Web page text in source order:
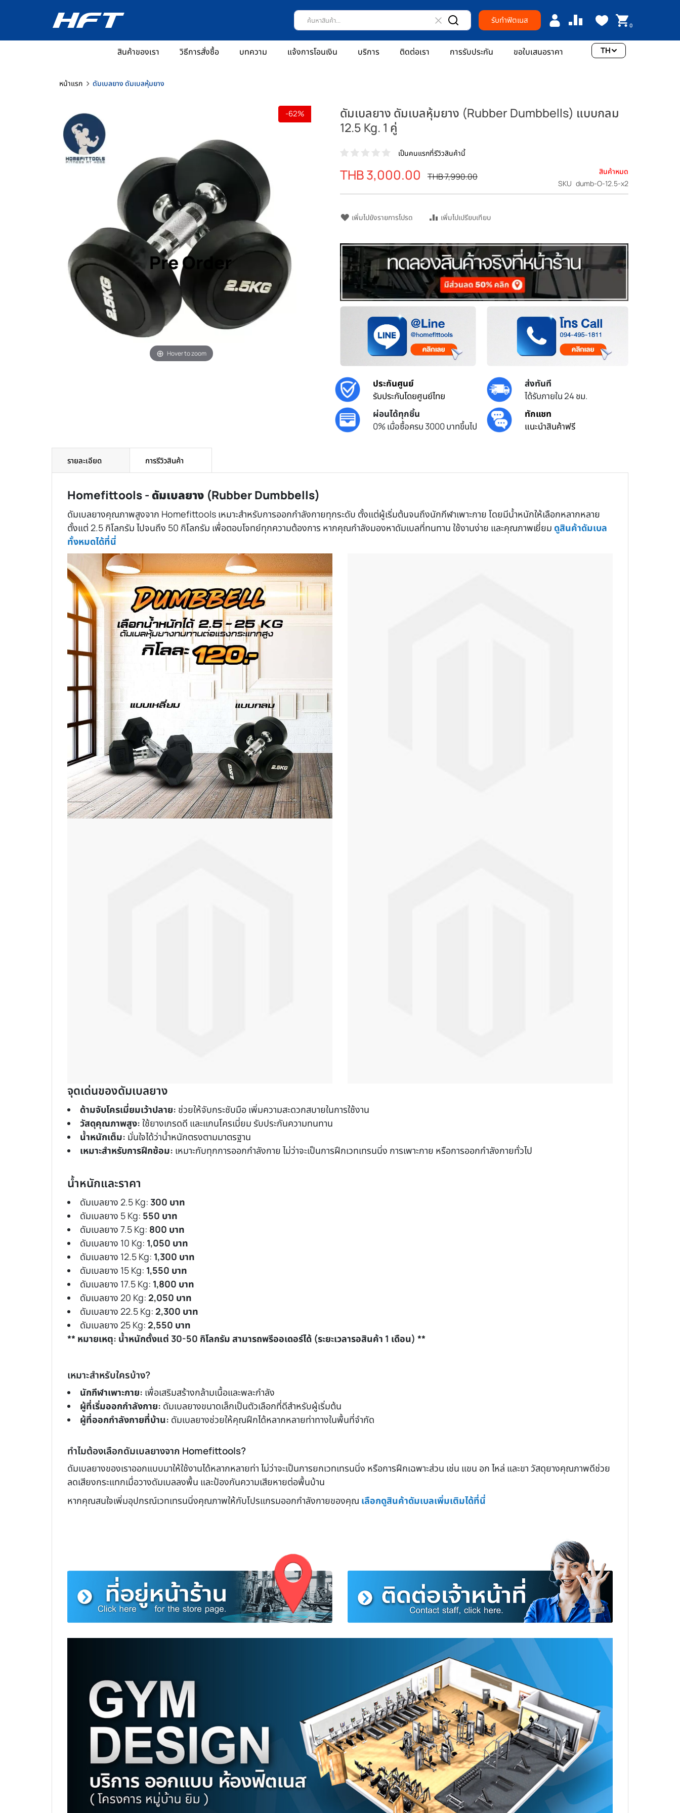
รับทำฟิตเนส 0
สินค้าของเรา วิธีการสั่งซื้อ บทความ แจ้งการโอนเงิน บริการ ติดต่อเรา การรับประกัน ขอใบเสนอราคา TH
หน้าแรก ดัมเบลยาง ดัมเบลหุ้มยาง
Hover to zoom
-62%
Pre Order
ดัมเบลยาง ดัมเบลหุ้มยาง (Rubber Dumbbells) แบบกลม
12.5 Kg. 1 คู่
เป็นคนแรกที่รีวิวสินค้านี้
ราคา
THB 3,000.00 ราคา
ปรกติ
THB 7,990.00
สินค้าหมด
SKU dumb-O-12.5-x2
เพิ่มไปยังรายการโปรด เพิ่มไปเปรียบเทียบ
ประกันศูนย์
รับประกันโดยศูนย์ไทย
ส่งทันที
ได้รับภายใน 24 ชม.
ผ่อนได้ทุกชิ้น
0% เมื่อซื้อครบ 3000 บาทขึ้นไป
ทักแชท
แนะนำสินค้าฟรี
รายละเอียด
Homefittools - ดัมเบลยาง (Rubber Dumbbells)
ดัมเบลยางคุณภาพสูงจาก Homefittools เหมาะสำหรับการออกกำลังกายทุกระดับ ตั้งแต่ผู้เริ่มต้นจนถึงนักกีฬาเพาะกาย โดยมีน้ำหนักให้เลือกหลากหลาย
ตั้งแต่ 2.5 กิโลกรัม ไปจนถึง 50 กิโลกรัม เพื่อตอบโจทย์ทุกความต้องการ หากคุณกำลังมองหาดัมเบลที่ทนทาน ใช้งานง่าย และคุณภาพเยี่ยม ดูสินค้าดัมเบล
ทั้งหมดได้ที่นี่
จุดเด่นของดัมเบลยาง
ด้ามจับโครเมี่ยมเว้าปลาย: ช่วยให้จับกระชับมือ เพิ่มความสะดวกสบายในการใช้งาน
วัสดุคุณภาพสูง: ใช้ยางเกรดดี และแกนโครเมี่ยม รับประกันความทนทาน
น้ำหนักเต็ม: มั่นใจได้ว่าน้ำหนักตรงตามมาตรฐาน
เหมาะสำหรับการฝึกซ้อม: เหมาะกับทุกการออกกำลังกาย ไม่ว่าจะเป็นการฝึกเวทเทรนนิ่ง การเพาะกาย หรือการออกกำลังกายทั่วไป
น้ำหนักและราคา
ดัมเบลยาง 2.5 Kg: 300 บาท
ดัมเบลยาง 5 Kg: 550 บาท
ดัมเบลยาง 7.5 Kg: 800 บาท
ดัมเบลยาง 10 Kg: 1,050 บาท
ดัมเบลยาง 12.5 Kg: 1,300 บาท
ดัมเบลยาง 15 Kg: 1,550 บาท
ดัมเบลยาง 17.5 Kg: 1,800 บาท
ดัมเบลยาง 20 Kg: 2,050 บาท
ดัมเบลยาง 22.5 Kg: 2,300 บาท
ดัมเบลยาง 25 Kg: 2,550 บาท
** หมายเหตุ: น้ำหนักตั้งแต่ 30-50 กิโลกรัม สามารถพรีออเดอร์ได้ (ระยะเวลารอสินค้า 1 เดือน) **
เหมาะสำหรับใครบ้าง?
นักกีฬาเพาะกาย: เพื่อเสริมสร้างกล้ามเนื้อและพละกำลัง
ผู้ที่เริ่มออกกำลังกาย: ดัมเบลยางขนาดเล็กเป็นตัวเลือกที่ดีสำหรับผู้เริ่มต้น
ผู้ที่ออกกำลังกายที่บ้าน: ดัมเบลยางช่วยให้คุณฝึกได้หลากหลายท่าทางในพื้นที่จำกัด
ทำไมต้องเลือกดัมเบลยางจาก Homefittools?
ดัมเบลยางของเราออกแบบมาให้ใช้งานได้หลากหลายท่า ไม่ว่าจะเป็นการยกเวทเทรนนิ่ง หรือการฝึกเฉพาะส่วน เช่น แขน อก ไหล่ และขา วัสดุยางคุณภาพดีช่วย
ลดเสียงกระแทกเมื่อวางดัมเบลลงพื้น และป้องกันความเสียหายต่อพื้นบ้าน
หากคุณสนใจเพิ่มอุปกรณ์เวทเทรนนิ่งคุณภาพให้กับโปรแกรมออกกำลังกายของคุณ เลือกดูสินค้าดัมเบลเพิ่มเติมได้ที่นี่
การรีวิวสินค้า